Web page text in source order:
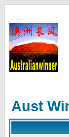
Aust